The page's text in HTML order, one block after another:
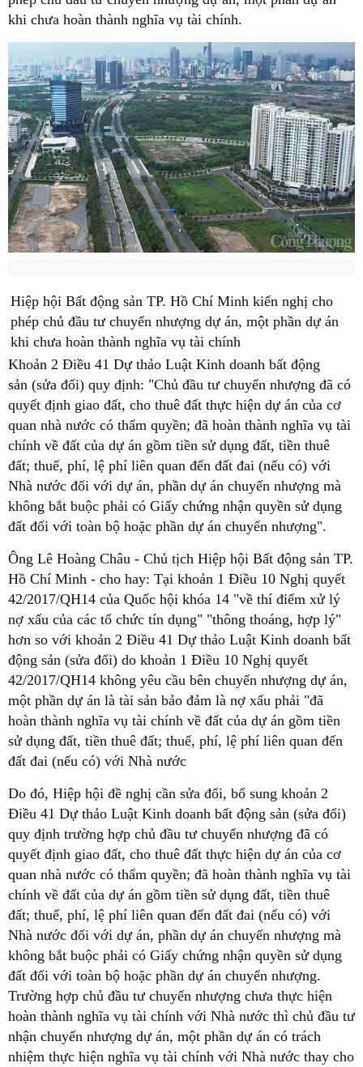
khi chưa hoàn thành nghĩa vụ tài chính.
Hiệp hội Bất động sản TP. Hồ Chí Minh kiến nghị cho
phép chủ đầu tư chuyển nhượng dự án, một phần dự án
khi chưa hoàn thành nghĩa vụ tài chính
Khoản 2 Điều 41 Dự thảo Luật Kinh doanh bất động
sản (sửa đổi) quy định: "Chủ đầu tư chuyển nhượng đã có
quyết định giao đất, cho thuê đất thực hiện dự án của cơ
quan nhà nước có thẩm quyền; đã hoàn thành nghĩa vụ tài
chính về đất của dự án gồm tiền sử dụng đất, tiền thuê
đất; thuế, phí, lệ phí liên quan đến đất đai (nếu có) với
Nhà nước đối với dự án, phần dự án chuyển nhượng mà
không bắt buộc phải có Giấy chứng nhận quyền sử dụng
đất đối với toàn bộ hoặc phần dự án chuyển nhượng".
Ông Lê Hoàng Châu - Chủ tịch Hiệp hội Bất động sản TP.
Hồ Chí Minh - cho hay: Tại khoản 1 Điều 10 Nghị quyết
42/2017/QH14 của Quốc hội khóa 14 "về thí điểm xử lý
nợ xấu của các tổ chức tín dụng" "thông thoáng, hợp lý"
hơn so với khoản 2 Điều 41 Dự thảo Luật Kinh doanh bất
động sản (sửa đổi) do khoản 1 Điều 10 Nghị quyết
42/2017/QH14 không yêu cầu bên chuyển nhượng dự án,
một phần dự án là tài sản bảo đảm là nợ xấu phải "đã
hoàn thành nghĩa vụ tài chính về đất của dự án gồm tiền
sử dụng đất, tiền thuê đất; thuế, phí, lệ phí liên quan đến
đất đai (nếu có) với Nhà nước
Do đó, Hiệp hội đề nghị cần sửa đổi, bổ sung khoản 2
Điều 41 Dự thảo Luật Kinh doanh bất động sản (sửa đổi)
quy định trường hợp chủ đầu tư chuyển nhượng đã có
quyết định giao đất, cho thuê đất thực hiện dự án của cơ
quan nhà nước có thẩm quyền; đã hoàn thành nghĩa vụ tài
chính về đất của dự án gồm tiền sử dụng đất, tiền thuê
đất; thuế, phí, lệ phí liên quan đến đất đai (nếu có) với
Nhà nước đối với dự án, phần dự án chuyển nhượng mà
không bắt buộc phải có Giấy chứng nhận quyền sử dụng
đất đối với toàn bộ hoặc phần dự án chuyển nhượng.
Trường hợp chủ đầu tư chuyển nhượng chưa thực hiện
hoàn thành nghĩa vụ tài chính với Nhà nước thì chủ đầu tư
nhận chuyển nhượng dự án, một phần dự án có trách
nhiệm thực hiện nghĩa vụ tài chính với Nhà nước thay cho